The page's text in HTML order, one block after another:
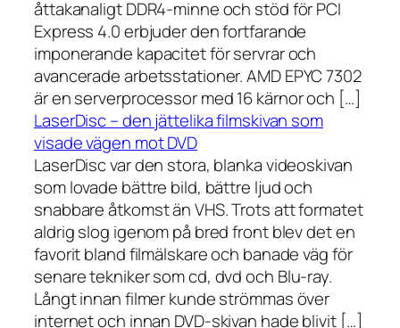
åttakanaligt DDR4-minne och stöd för PCI
Express 4.0 erbjuder den fortfarande
imponerande kapacitet för servrar och
avancerade arbetsstationer. AMD EPYC 7302
är en serverprocessor med 16 kärnor och […]
LaserDisc – den jättelika filmskivan som
visade vägen mot DVD
LaserDisc var den stora, blanka videoskivan
som lovade bättre bild, bättre ljud och
snabbare åtkomst än VHS. Trots att formatet
aldrig slog igenom på bred front blev det en
favorit bland filmälskare och banade väg för
senare tekniker som cd, dvd och Blu-ray.
Långt innan filmer kunde strömmas över
internet och innan DVD-skivan hade blivit […]